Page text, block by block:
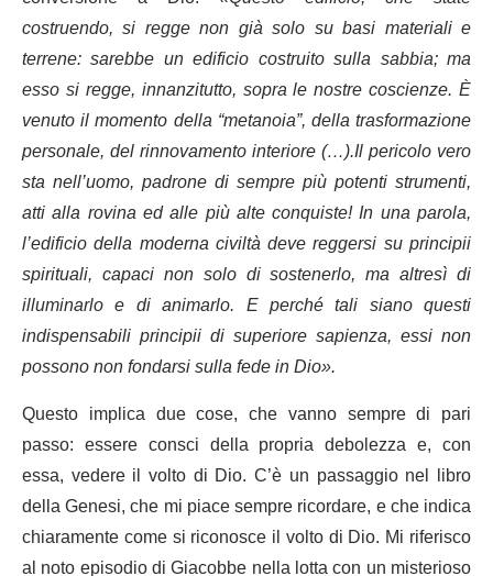
costruendo, si regge non già solo su basi materiali e
terrene: sarebbe un edificio costruito sulla sabbia; ma
esso si regge, innanzitutto, sopra le nostre coscienze. È
venuto il momento della “metanoia”, della trasformazione
personale, del rinnovamento interiore (…).Il pericolo vero
sta nell’uomo, padrone di sempre più potenti strumenti,
atti alla rovina ed alle più alte conquiste! In una parola,
l’edificio della moderna civiltà deve reggersi su principii
spirituali, capaci non solo di sostenerlo, ma altresì di
illuminarlo e di animarlo. E perché tali siano questi
indispensabili principii di superiore sapienza, essi non
possono non fondarsi sulla fede in Dio».
Questo implica due cose, che vanno sempre di pari
passo: essere consci della propria debolezza e, con
essa, vedere il volto di Dio. C’è un passaggio nel libro
della Genesi, che mi piace sempre ricordare, e che indica
chiaramente come si riconosce il volto di Dio. Mi riferisco
al noto episodio di Giacobbe nella lotta con un misterioso